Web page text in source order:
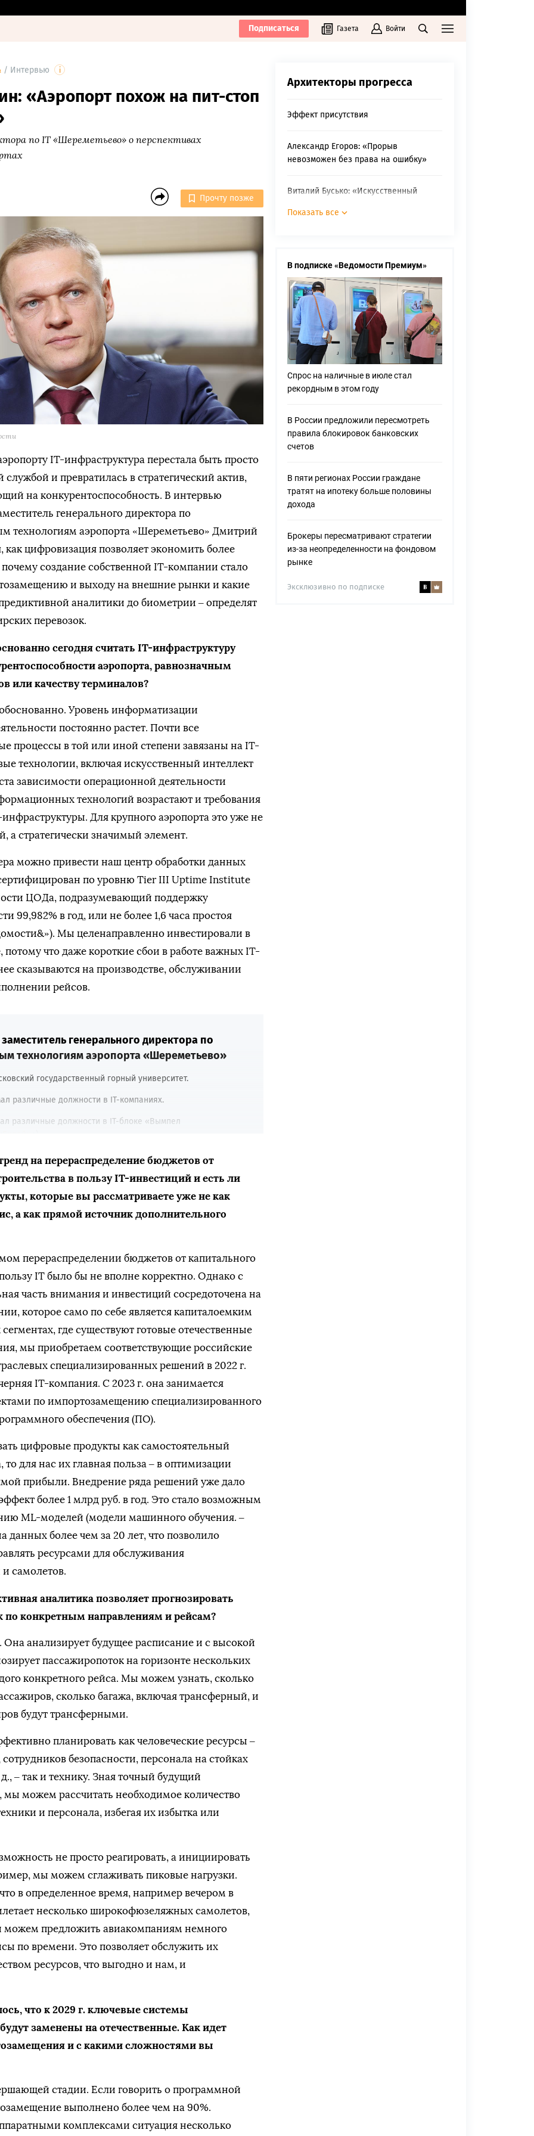
Подписаться Газета Войти
/ Интервью i
«Аэропорт похож на пит-стоп
по IT «Шереметьево» о перспективах
Прочту позже
IT-инфраструктура перестала быть просто
службой и превратилась в стратегический актив,
на конкурентоспособность. В интервью
генерального директора по
технологиям аэропорта «Шереметьево» Дмитрий
как цифровизация позволяет экономить более
почему создание собственной IT-компании стало
и выходу на внешние рынки и какие
аналитики до биометрии – определят
перевозок.
сегодня считать IТ-инфраструктуру
аэропорта, равнозначным
или качеству терминалов?
Уровень информатизации
постоянно растет. Почти все
процессы в той или иной степени завязаны на IT-
технологии, включая искусственный интеллект
зависимости операционной деятельности
технологий возрастают и требования
Для крупного аэропорта это уже не
а стратегически значимый элемент.
можно привести наш центр обработки данных
по уровню Tier III Uptime Institute
ЦОДа, подразумевающий поддержку
99,982% в год, или не более 1,6 часа простоя
Мы целенаправленно инвестировали в
потому что даже короткие сбои в работе важных IT-
сказываются на производстве, обслуживании
рейсов.
генерального директора по
технологиям аэропорта «Шереметьево»
государственный горный университет.
различные должности в IT-компаниях.
различные должности в IT-блоке «Вымпел
департамента IT-инфраструктуры «Управляющей
по трансформации технического блока,
по управлению портфелем проектов развития сети
гендиректора по IT Международного аэропорта
гендиректора по IT Международного аэропорта
на перераспределение бюджетов от
в пользу IT-инвестиций и есть ли
которые вы рассматриваете уже не как
а как прямой источник дополнительного
перераспределении бюджетов от капитального
IT было бы не вполне корректно. Однако с
часть внимания и инвестиций сосредоточена на
которое само по себе является капиталоемким
где существуют готовые отечественные
мы приобретаем соответствующие российские
специализированных решений в 2022 г.
IT-компания. С 2023 г. она занимается
по импортозамещению специализированного
обеспечения (ПО).
цифровые продукты как самостоятельный
то для нас их главная польза – в оптимизации
прибыли. Внедрение ряда решений уже дало
более 1 млрд руб. в год. Это стало возможным
ML-моделей (модели машинного обучения. –
данных более чем за 20 лет, что позволило
ресурсами для обслуживания
самолетов.
аналитика позволяет прогнозировать
по конкретным направлениям и рейсам?
Она анализирует будущее расписание и с высокой
пассажиропоток на горизонте нескольких
конкретного рейса. Мы можем узнать, сколько
сколько багажа, включая трансферный, и
будут трансферными.
планировать как человеческие ресурсы –
сотрудников безопасности, персонала на стойках
– так и технику. Зная точный будущий
мы можем рассчитать необходимое количество
и персонала, избегая их избытка или
не просто реагировать, а инициировать
мы можем сглаживать пиковые нагрузки.
в определенное время, например вечером в
несколько широкофюзеляжных самолетов,
можем предложить авиакомпаниям немного
по времени. Это позволяет обслужить их
ресурсов, что выгодно и нам, и
что к 2029 г. ключевые системы
заменены на отечественные. Как идет
и с какими сложностями вы
стадии. Если говорить о программной
выполнено более чем на 90%.
комплексами ситуация несколько
Архитекторы прогресса
Эффект присутствия
Александр Егоров: «Прорыв
невозможен без права на ошибку»
Виталий Бусько: «Искусственный
человека. Только очень продвинутый
Максим Болтачев: «Мы уже шагнули в
будущее»
Андрей Бурилов: «Мы сами создаем
биржевую IT-инфраструктуру, которая
меняет рынок»
Сергей Сергеев: «Получение
эффектов от проекта – совместная
цель»
Показать все
В подписке «Ведомости Премиум»
Спрос на наличные в июле стал
рекордным в этом году
В России предложили пересмотреть
правила блокировок банковских
счетов
В пяти регионах России граждане
тратят на ипотеку больше половины
дохода
Брокеры пересматривают стратегии
из-за неопределенности на фондовом
рынке
Эксклюзивно по подписке